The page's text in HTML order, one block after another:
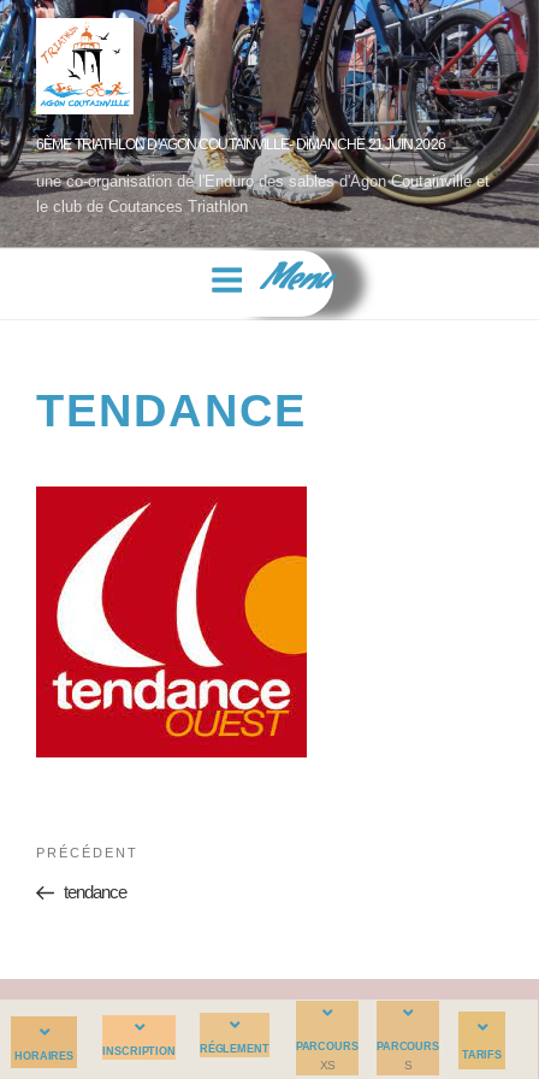
6ÈME TRIATHLON D'AGON COUTAINVILLE- DIMANCHE 21 JUIN 2026
une co-organisation de l'Enduro des sables d'Agon Coutainville et
le club de Coutances Triathlon
Menu
TENDANCE
PRÉCÉDENT
tendance
PARCOURS
S
PARCOURS
XS
HORAIRES TARIFS
RÉGLEMENT
INSCRIPTION